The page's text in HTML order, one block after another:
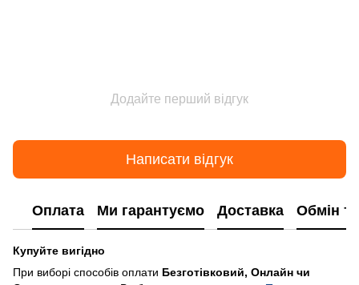
Додайте перший відгук
Написати відгук
Оплата Ми гарантуємо Доставка Обмін
Купуйте вигідно
При виборі способів оплати Безготівковий, Онлайн чи